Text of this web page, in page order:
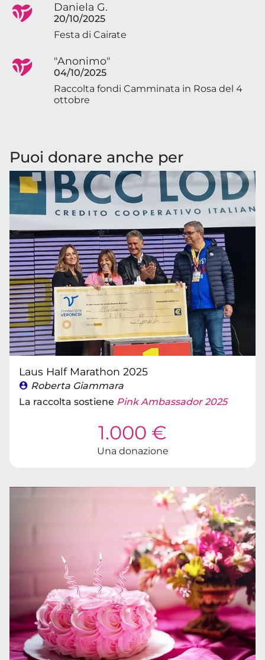
Daniela G.
20/10/2025
Festa di Cairate
"Anonimo"
04/10/2025
Raccolta fondi Camminata in Rosa del 4
ottobre
Puoi donare anche per
Laus Half Marathon 2025
Roberta Giammara
La raccolta sostiene Pink Ambassador 2025
1.000 €
Una donazione